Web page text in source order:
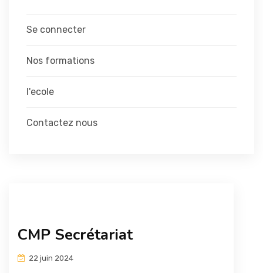
Se connecter
Nos formations
l'ecole
Contactez nous
CMP Secrétariat
22 juin 2024